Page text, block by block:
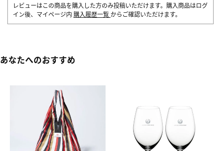
レビューはこの商品を購入した方のみ投稿いただけます。購入商品はログ
イン後、マイページ内 購入履歴一覧 からご確認いただけます。
あなたへのおすすめ